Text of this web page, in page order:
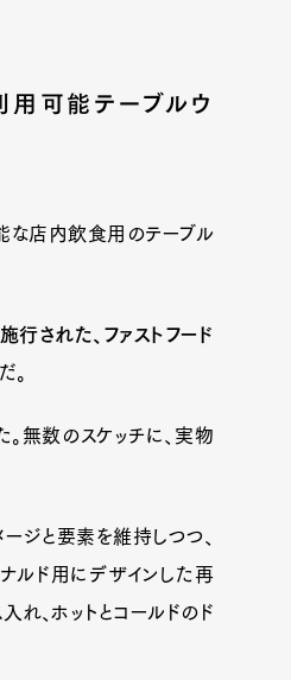
用可能テーブルウ
な店内飲食用のテーブル
行された、ファストフード
だ。
無数のスケッチに、実物
ジと要素を維持しつつ、
ルド用にデザインした再
れ、ホットとコールドのド